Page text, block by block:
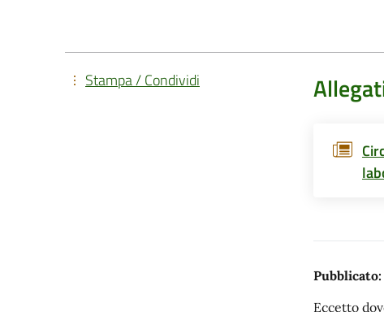
Pubblicato:
Eccetto
Stampa / Condividi